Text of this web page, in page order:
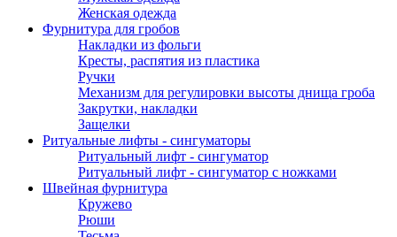
Женская одежда
Фурнитура для гробов
Накладки из фольги
Кресты, распятия из пластика
Ручки
Механизм для регулировки высоты днища гроба
Закрутки, накладки
Защелки
Ритуальные лифты - сингуматоры
Ритуальный лифт - сингуматор
Ритуальный лифт - сингуматор с ножками
Швейная фурнитура
Кружево
Рюши